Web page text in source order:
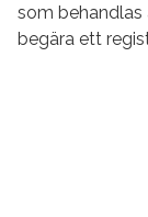
som behandlas
begära ett